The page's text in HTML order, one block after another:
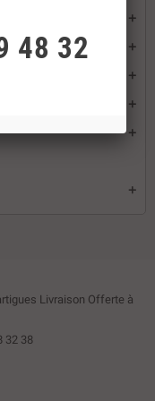
Livraison Offerte à
32 38
48 32